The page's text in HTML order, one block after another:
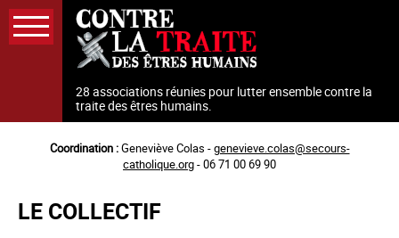
Aller
au
contenu
28 associations réunies pour lutter ensemble contre la
traite des êtres humains.
Coordination :Geneviève Colas -genevieve.colas@secours-
catholique.org- 06 71 00 69 90
LE COLLECTIF